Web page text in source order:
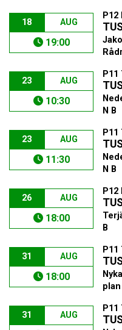
18 AUG
19:00
23 AUG
10:30
P11
N B
23 AUG
11:30
P11
N B
26 AUG
18:00
B
31 AUG
18:00
P11
plan
31 AUG
P11